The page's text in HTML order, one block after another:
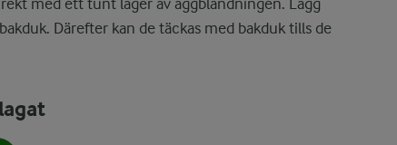
med ett tunt lager av äggblandningen. Lägg
Därefter kan de täckas med bakduk tills de